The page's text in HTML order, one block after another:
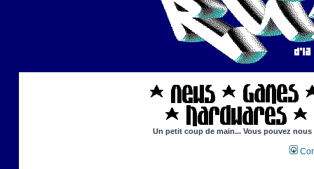
Un petit coup de main... Vous pouvez